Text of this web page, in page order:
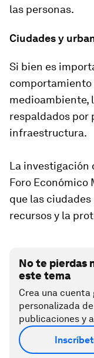
las personas.
Ciudades y
Si bien es
comportamiento
medioambiente,
respaldados
infraestructura.
La investigación
Foro Económico
que las
recursos y la
No te pierdas
este tema
Crea una
personalizada
publicaciones y